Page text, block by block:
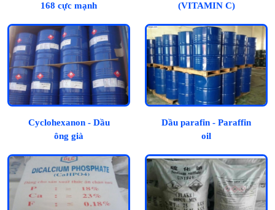
168 cực mạnh
(VITAMIN C)
Cyclohexanon - Dầu
ông già
Dầu parafin - Paraffin
oil